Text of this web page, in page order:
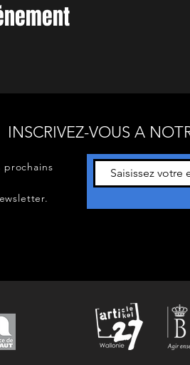
INSCRIVEZ-VOUS A